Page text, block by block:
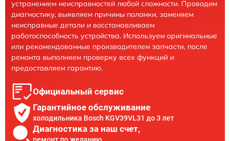
устранением неисправностей любой сложности. Проводим
диагностику, выявляем причины поломки, заменяем
неисправные детали и восстанавливаем
работоспособность устройства. Используем оригинальные
или рекомендованные производителем запчасти, после
ремонта выполняем проверку всех функций и
предоставляем гарантию.
Официальный сервис
Гарантийное обслуживание
холодильника Bosch KGV39VL31 до 3 лет
Диагностика за наш счет,